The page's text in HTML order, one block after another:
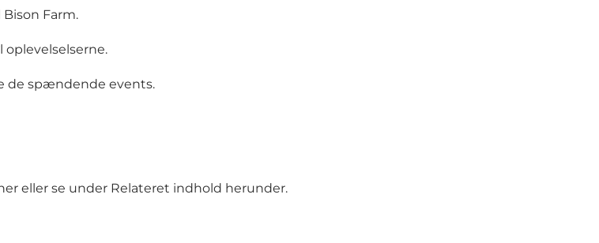
Farm.
de spændende events.
eller se under Relateret indhold herunder.